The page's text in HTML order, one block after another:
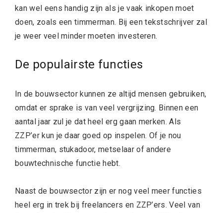
kan wel eens handig zijn als je vaak inkopen moet
doen, zoals een timmerman. Bij een tekstschrijver zal
je weer veel minder moeten investeren.
De populairste functies
In de bouwsector kunnen ze altijd mensen gebruiken,
omdat er sprake is van veel vergrijzing. Binnen een
aantal jaar zul je dat heel erg gaan merken. Als
ZZP’er kun je daar goed op inspelen. Of je nou
timmerman, stukadoor, metselaar of andere
bouwtechnische functie hebt.
Naast de bouwsector zijn er nog veel meer functies
heel erg in trek bij freelancers en ZZP’ers. Veel van